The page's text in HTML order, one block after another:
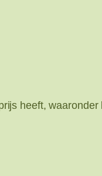
heeft,